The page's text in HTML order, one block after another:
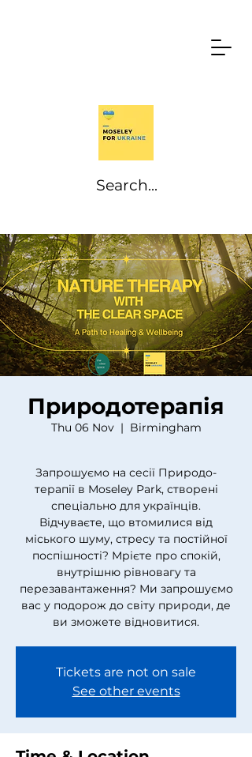
Природотерапія
Thu 06 Nov
  |
Birmingham
Запрошуємо на сесії Природо-
терапії в Moseley Park, створені
спеціально для українців.
Відчуваєте, що втомилися від
міського шуму, стресу та постійної
поспішності? Мрієте про спокій,
внутрішню рівновагу та
перезавантаження? Ми запрошуємо
вас у подорож до світу природи, де
ви зможете відновитися.
Tickets are not on sale
See other events